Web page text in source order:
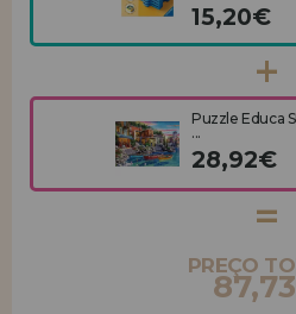
15,20€
Puzzle Educa
...
28,92€
PREÇO